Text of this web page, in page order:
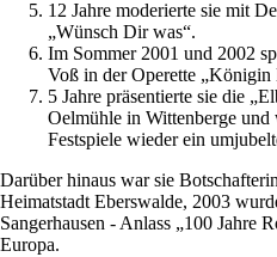
12 Jahre moderierte sie mit
„Wünsch Dir was“.
Im Sommer 2001 und 2002
Voß in der Operette
5 Jahre präsentierte sie die
Oelmühle in Wittenberge
Festspiele wieder ein
Darüber hinaus war sie
Heimatstadt Eberswalde, 2003
Sangerhausen - Anlass „100 Jahre
Europa.